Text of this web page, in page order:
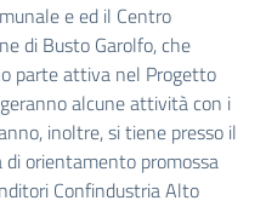
e ed il Centro
di Busto Garolfo, che
parte attiva nel Progetto
alcune attività con i
inoltre, si tiene presso il
orientamento promossa
Confindustria Alto